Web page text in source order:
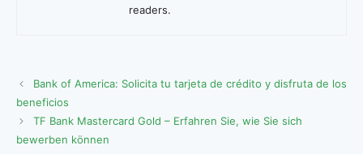
readers.
Bank of America: Solicita tu tarjeta de crédito y disfruta de los
beneficios
TF Bank Mastercard Gold – Erfahren Sie, wie Sie sich
bewerben können